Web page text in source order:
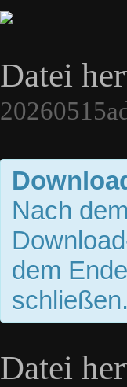
Datei
Nach
dem
schließen.
Datei